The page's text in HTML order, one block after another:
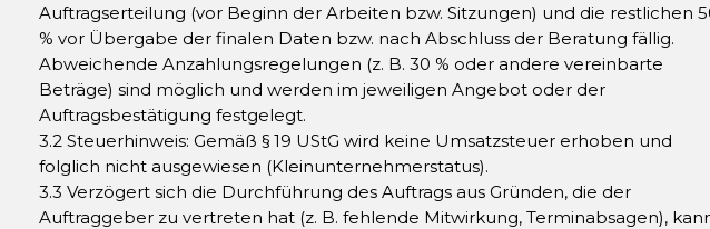
Auftragserteilung (vor Beginn der Arbeiten bzw. Sitzungen) und die restlichen
% vor Übergabe der finalen Daten bzw. nach Abschluss der Beratung fällig.
Abweichende Anzahlungsregelungen (z. B. 30 % oder andere vereinbarte
Beträge) sind möglich und werden im jeweiligen Angebot oder der
Auftragsbestätigung festgelegt.
3.2 Steuerhinweis: Gemäß § 19 UStG wird keine Umsatzsteuer erhoben und
folglich nicht ausgewiesen (Kleinunternehmerstatus).
3.3 Verzögert sich die Durchführung des Auftrags aus Gründen, die der
Auftraggeber zu vertreten hat (z. B. fehlende Mitwirkung, Terminabsagen),